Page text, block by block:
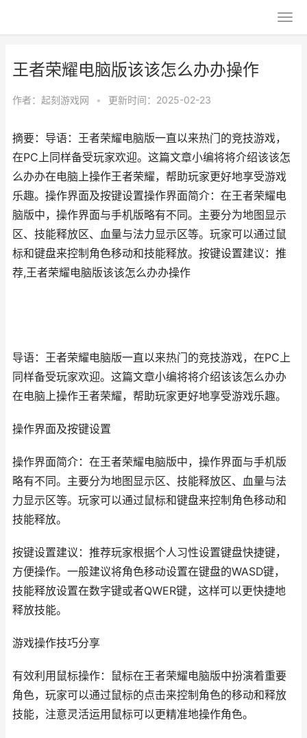
王者荣耀电脑版该该怎么办办操作
作者： 起刻游戏网 • 更新时间：2025-02-23
摘要：导语：王者荣耀电脑版一直以来热门的竞技游戏，
在PC上同样备受玩家欢迎。这篇文章小编将将介绍该该怎
么办办在电脑上操作王者荣耀，帮助玩家更好地享受游戏
乐趣。操作界面及按键设置操作界面简介：在王者荣耀电
脑版中，操作界面与手机版略有不同。主要分为地图显示
区、技能释放区、血量与法力显示区等。玩家可以通过鼠
标和键盘来控制角色移动和技能释放。按键设置建议：推
荐,王者荣耀电脑版该该怎么办办操作
导语：王者荣耀电脑版一直以来热门的竞技游戏，在PC上
同样备受玩家欢迎。这篇文章小编将将介绍该该怎么办办
在电脑上操作王者荣耀，帮助玩家更好地享受游戏乐趣。
操作界面及按键设置
操作界面简介：在王者荣耀电脑版中，操作界面与手机版
略有不同。主要分为地图显示区、技能释放区、血量与法
力显示区等。玩家可以通过鼠标和键盘来控制角色移动和
技能释放。
按键设置建议：推荐玩家根据个人习性设置键盘快捷键，
方便操作。一般建议将角色移动设置在键盘的WASD键，
技能释放设置在数字键或者QWER键，这样可以更快捷地
释放技能。
游戏操作技巧分享
有效利用鼠标操作：鼠标在王者荣耀电脑版中扮演着重要
角色，玩家可以通过鼠标的点击来控制角色的移动和释放
技能，注意灵活运用鼠标可以更精准地操作角色。